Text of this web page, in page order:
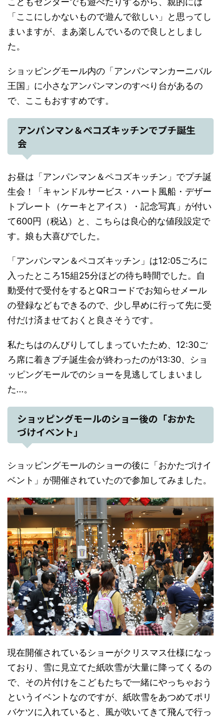
「ここにしかないもので遊んで欲しい」と思ってし
まいますが、まあ楽しんでいるので良しとしまし
た。
ショッピングモール内の「アンパンマンカーニバル
王国」に小さなアンパンマンのすべり台があるの
で、ここもおすすめです。
アンパンマン＆ペコズキッチンでプチ誕生
会
お昼は「アンパンマン＆ペコズキッチン」でプチ誕
生会！「キャンドルサービス・ハート風船・デザー
トプレート（ケーキとアイス）・記念写真」が付い
て600円（税込）と、こちらは良心的な値段設定で
す。娘も大喜びでした。
「アンパンマン＆ペコズキッチン」は12:05ごろに
入ったところ15組25分ほどの待ち時間でした。自
動受付で受付をするとQRコードでお知らせメール
の登録などもできるので、少し早めに行って先に受
付だけ済ませておくと良さそうです。
私たちはのんびりしてしまっていたため、12:30ご
ろ席に着きプチ誕生会が終わったのが13:30、ショ
ッピングモールでのショーを見逃してしまいまし
た...。
ショッピングモールのショー後の「おかた
づけイベント」
ショッピングモールのショーの後に「おかたづけイ
ベント」が開催されていたので参加してみました。
現在開催されているショーがクリスマス仕様になっ
ており、雪に見立てた紙吹雪が大量に降ってくるの
で、その片付けをこどもたちで一緒にやっちゃおう
というイベントなのですが、紙吹雪をあつめてポリ
バケツに入れていると、風が吹いてきて飛んで行っ